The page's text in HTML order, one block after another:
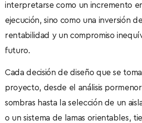
interpretarse como un incremento
ejecución, sino como una inversión
rentabilidad y un compromiso
futuro.
Cada decisión de diseño que se
proyecto, desde el análisis
sombras hasta la selección de un
o un sistema de lamas orientables,